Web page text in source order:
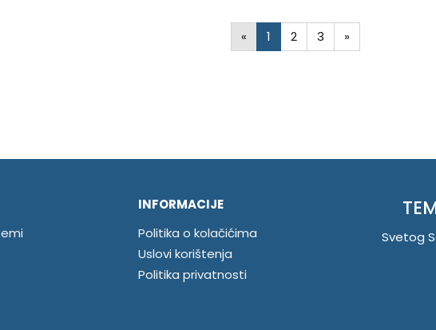
« 1 2 3 »
INFORMACIJE
Politika o kolačićima
Uslovi korištenja
Politika privatnosti
Svetog